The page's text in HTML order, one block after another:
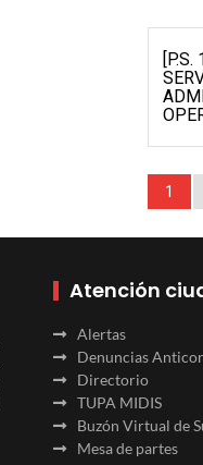
1
Atención
Alertas
Denuncias
Directorio
TUPA MIDIS
Buzón Virtual de
Mesa de partes